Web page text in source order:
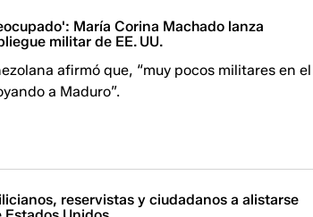
María Corina Machado lanza
militar de EE. UU.
afirmó que, “muy pocos militares en el
a Maduro”.
reservistas y ciudadanos a alistarse